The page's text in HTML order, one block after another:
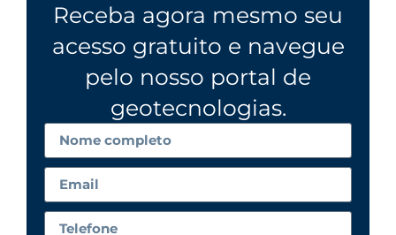
Receba agora mesmo seu
acesso gratuito e navegue
pelo nosso portal de
geotecnologias.